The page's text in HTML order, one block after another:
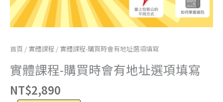
首頁 / 實體課程 / 實體課程-購買時會有地址選項填寫
實體課程-購買時會有地址選項填寫
NT$2,890
時
會
地
址
選
項